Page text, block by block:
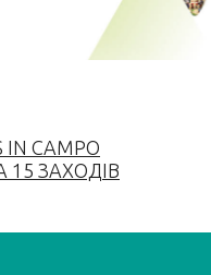
CAMPO
15 ЗАХОДІВ